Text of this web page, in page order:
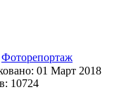
Фоторепортаж
01 Март 2018
10724